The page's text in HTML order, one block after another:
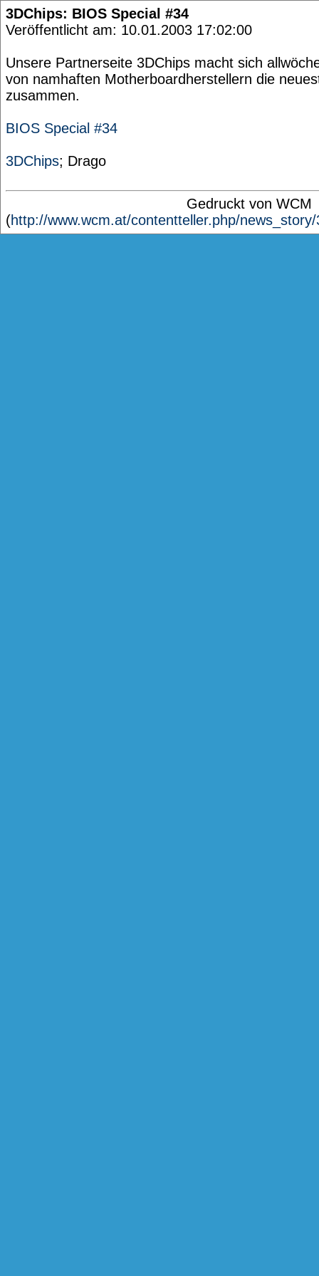
3DChips: BIOS Special #34
Veröffentlicht am: 10.01.2003 17:02:00
Unsere Partnerseite 3DChips macht sich
von namhaften Motherboardherstellern die
zusammen.
BIOS Special #34
3DChips; Drago
Gedruckt von WCM
(http://www.wcm.at/contentteller.php/